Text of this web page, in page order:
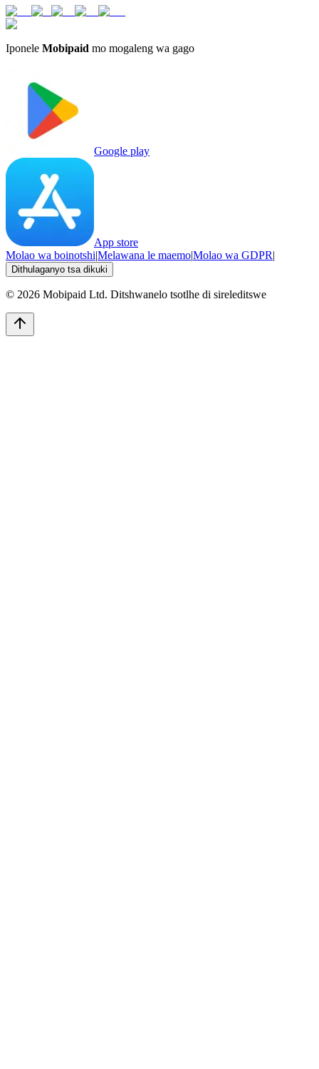
Iponele Mobipaid mo mogaleng wa gago
Google play
App store
Molao wa boinotshi|Melawana le maemo|Molao wa GDPR|
Dithulaganyo tsa dikuki
© 2026 Mobipaid Ltd. Ditshwanelo tsotlhe di sireleditswe